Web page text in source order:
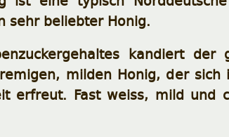
sehr beliebter Honig.
kandiert
milden Honig, der
erfreut. Fast weiss, mild und